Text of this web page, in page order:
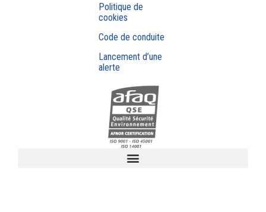
Politique de
cookies
Code de conduite
Lancement d’une
alerte